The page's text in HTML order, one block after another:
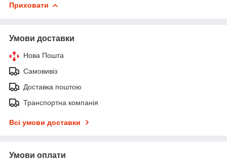
Приховати
Умови доставки
Нова Пошта
Самовивіз
Доставка поштою
Транспортна компанія
Всі умови доставки
Умови оплати